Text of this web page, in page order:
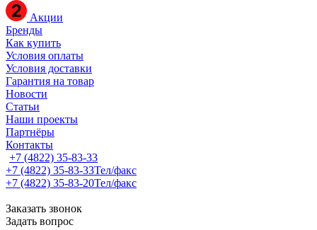
Акции
Бренды
Как купить
Условия оплаты
Условия доставки
Гарантия на товар
Новости
Статьи
Наши проекты
Партнёры
Контакты
+7 (4822) 35-83-33
+7 (4822) 35-83-33Тел/факс
+7 (4822) 35-83-20Тел/факс
Заказать звонок
Задать вопрос